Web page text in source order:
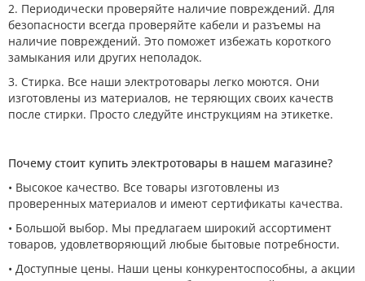
2. Периодически проверяйте наличие повреждений. Для
безопасности всегда проверяйте кабели и разъемы на
наличие повреждений. Это поможет избежать короткого
замыкания или других неполадок.
3. Стирка. Все наши электротовары легко моются. Они
изготовлены из материалов, не теряющих своих качеств
после стирки. Просто следуйте инструкциям на этикетке.
Почему стоит купить электротовары в нашем магазине?
• Высокое качество. Все товары изготовлены из
проверенных материалов и имеют сертификаты качества.
• Большой выбор. Мы предлагаем широкий ассортимент
товаров, удовлетворяющий любые бытовые потребности.
• Доступные цены. Наши цены конкурентоспособны, а акции